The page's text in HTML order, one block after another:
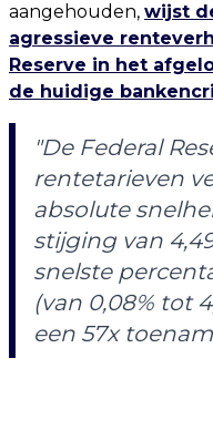
aangehouden, wijst
agressieve
Reserve in het
de huidige
"De Federal
rentetarieven
absolute
stijging van
snelste
(van 0,08% tot
een 57x